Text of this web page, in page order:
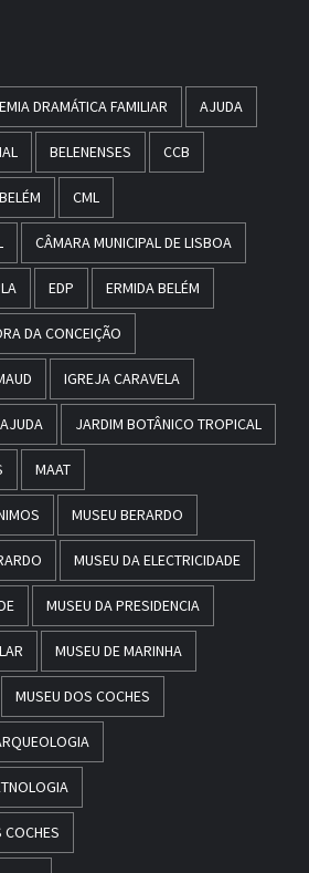
DRAMÁTICA FAMILIAR AJUDA
BELENENSES CCB
CML
CÂMARA MUNICIPAL DE LISBOA
EDP ERMIDA BELÉM
DA CONCEIÇÃO
IGREJA CARAVELA
JARDIM BOTÂNICO TROPICAL
MAAT
MUSEU BERARDO
MUSEU DA ELECTRICIDADE
MUSEU DA PRESIDENCIA
MUSEU DE MARINHA
MUSEU DOS COCHES
COCHES